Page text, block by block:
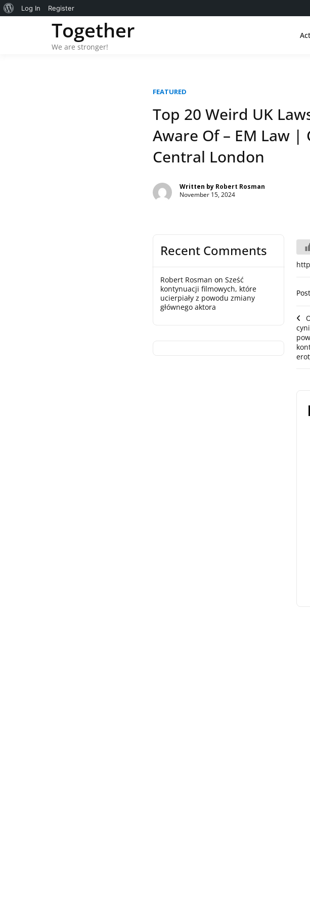
Together
We are stronger!
FEATURED
Top 20 Weird UK
Aware Of – EM Law
Central London
Written by Robert Rosman
November 15, 2024
Recent Comments
Robert Rosman on Sześć
kontynuacji filmowych, które
ucierpiały z powodu zmiany
głównego aktora
About
Log In Register